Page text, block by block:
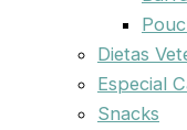
Dietas
Especial
Snacks